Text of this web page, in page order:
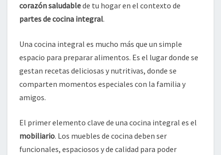
corazón saludablede tu hogar en el contexto de
partes de cocina integral.
Una cocina integral es mucho más que un simple
espacio para preparar alimentos. Es el lugar donde se
gestan recetas deliciosas y nutritivas, donde se
comparten momentos especiales con la familia y
amigos.
El primer elemento clave de una cocina integral es el
mobiliario. Los muebles de cocina deben ser
funcionales, espaciosos y de calidad para poder